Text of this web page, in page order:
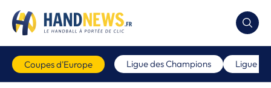
Coupes d'Europe Ligue des Champions Ligue